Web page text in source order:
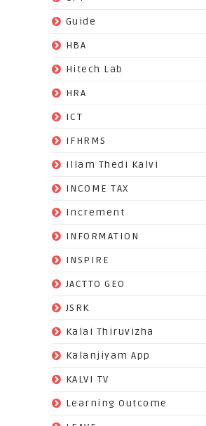
Guide
HBA
Hitech Lab
HRA
ICT
IFHRMS
Illam Thedi Kalvi
INCOME TAX
Increment
INFORMATION
INSPIRE
JACTTO GEO
JSRK
Kalai Thiruvizha
Kalanjiyam App
KALVI TV
Learning Outcome